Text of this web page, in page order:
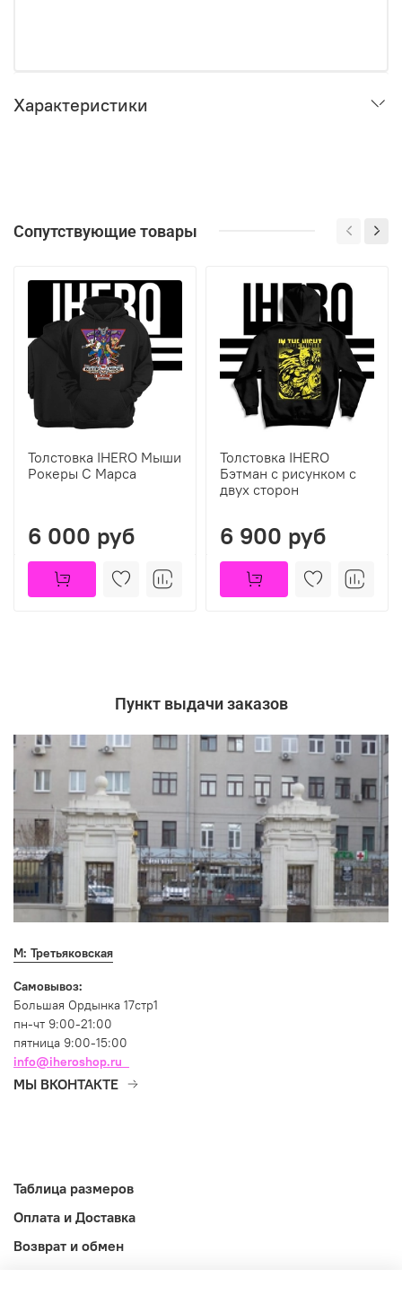
Характеристики
Сопутствующие товары
Толстовка IHERO Мыши
Рокеры С Марса
6 000 руб
Толстовка IHERO
Бэтман c рисунком с
двух сторон
6 900 руб
Пункт выдачи заказов
М: Третьяковская
Самовывоз:
Большая Ордынка 17стр1
пн-чт 9:00-21:00
пятница 9:00-15:00
info@iheroshop.ru
МЫ ВКОНТАКТЕ
Таблица размеров
Оплата и Доставка
Возврат и обмен